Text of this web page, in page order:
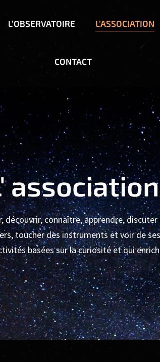
L’OBSERVATOIRE L’ASSOCIATION
CONTACT
association
découvrir, connaître, apprendre,
toucher des instruments et voir de
basées sur la curiosité et qui